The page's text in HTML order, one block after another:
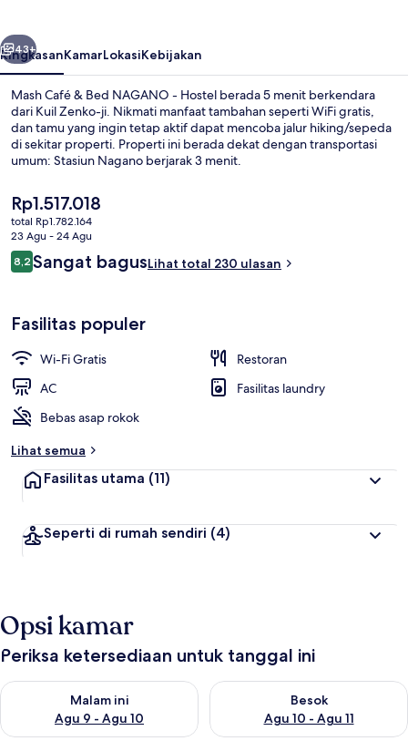
-
Hostel
Berikutnya
43+
RingkasanKamarLokasiKebijakan
Mash Café & Bed NAGANO - Hostel berada 5 menit berkendara
dari Kuil Zenko-ji. Nikmati manfaat tambahan seperti WiFi gratis,
dan tamu yang ingin tetap aktif dapat mencoba jalur hiking/sepeda
di sekitar properti. Properti ini berada dekat dengan transportasi
umum: Stasiun Nagano berjarak 3 menit.
Harga
saat
ini
Rp1.517.018
Rp1.517.018
total Rp1.782.164
23 Agu - 24 Agu
Ulasan
8,28,2 dari 10
Sangat bagusLihat total 230 ulasan
Fasilitas populer
Wi-Fi Gratis
Restoran
AC
Fasilitas laundry
Bebas asap rokok
Lihat semua
Fasilitas utama (11)
Seperti di rumah sendiri (4)
Opsi kamar
Periksa ketersediaan untuk tanggal ini
Malam ini
Agu 9 - Agu 10
Periksa ketersediaan untuk malam ini Agu 9 - Agu 10
Besok
Agu 10 - Agu 11
Periksa ketersediaan untuk